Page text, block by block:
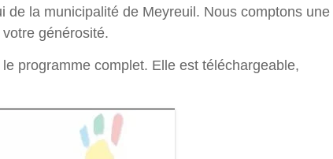
de la municipalité de Meyreuil. Nous comptons une
générosité.
le programme complet. Elle est téléchargeable,